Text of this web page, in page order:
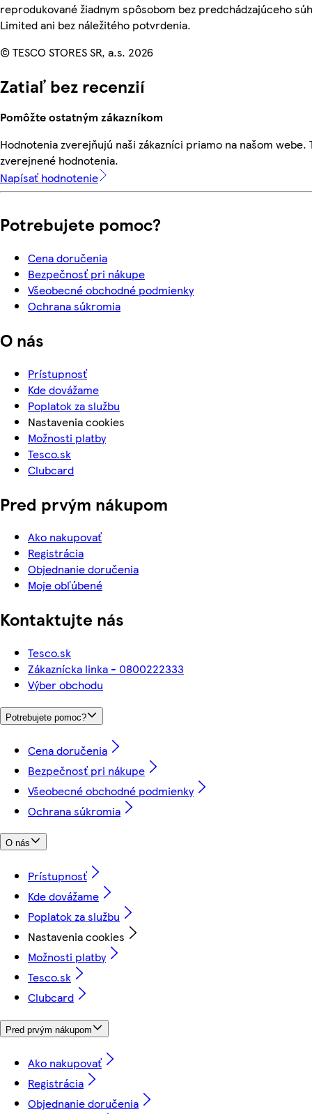
reprodukované žiadnym spôsobom bez predchádzajúceho
Limited ani bez náležitého potvrdenia.
© TESCO STORES SR, a.s. 2026
Zatiaľ bez recenzií
Pomôžte ostatným zákazníkom
Hodnotenia zverejňujú naši zákazníci priamo na našom webe.
zverejnené hodnotenia.
Napísať hodnotenie
Potrebujete pomoc?
Cena doručenia
Bezpečnosť pri nákupe
Všeobecné obchodné podmienky
Ochrana súkromia
O nás
Prístupnosť
Kde dovážame
Poplatok za službu
Nastavenia cookies
Možnosti platby
Tesco.sk
Clubcard
Pred prvým nákupom
Ako nakupovať
Registrácia
Objednanie doručenia
Moje obľúbené
Kontaktujte nás
Tesco.sk
Zákaznícka linka - 0800222333
Výber obchodu
Potrebujete pomoc?
Cena doručenia
Bezpečnosť pri nákupe
Všeobecné obchodné podmienky
Ochrana súkromia
O nás
Prístupnosť
Kde dovážame
Poplatok za službu
Nastavenia cookies
Možnosti platby
Tesco.sk
Clubcard
Pred prvým nákupom
Ako nakupovať
Registrácia
Objednanie doručenia